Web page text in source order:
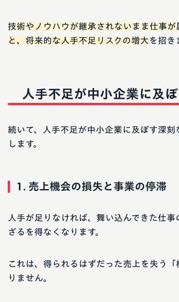
技術やノウハウが継承されないまま仕事が
と、将来的な人手不足リスクの増大 を招き
人手不足が中小企業に及
続いて、人手不足が中小企業に及ぼす深
します。
1. 売上機会の損失と事業の停滞
人手が足りなければ、舞い込んできた仕事
ざるを得なくなります。
これは、得られるはずだった売上を失う
りません。